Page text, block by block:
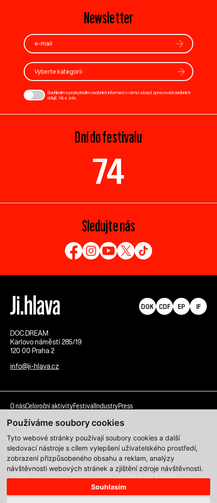
Používáme soubory cookies
Tyto webové stránky používají soubory cookies a další
sledovací nástroje s cílem vylepšení uživatelského prostředí,
zobrazení přizpůsobeného obsahu a reklam, analýzy
návštěvnosti webových stránek a zjištění zdroje návštěvnosti.
Souhlasím
Newsletter
Vyberte kategorii
Souhlasím s poskytnutím osobních informací v rámci zásad zpracování osobních
údajů. Více zde
Dní do festivalu
74
Sledujte nás
DOC.DREAM​
Karlovo náměstí 285/19
120 00 Praha 2
info@ji-hlava.cz
DOK CDF EP IF
O násCeloroční aktivityFestival IndustryPress
Kdo jsme
Kontakt
Partnerství
Pracovní příležitosti
Programové sekce
Přihlášení filmu